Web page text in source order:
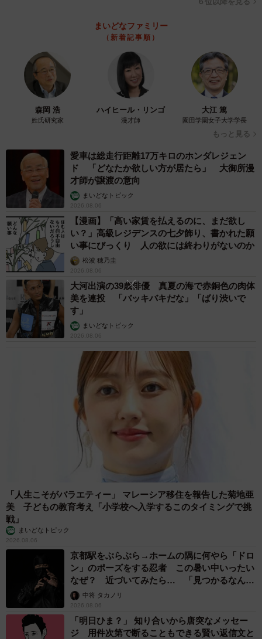
あることに重きを置いて就職先を選んだからこそ、私とし
ては幸せだなと感じることが出来ていると思います。一方
で、今の20代の皆さんは「自分らしさ」を求められている
のではないでしょうか。個性を活かして組織を強くする時
代です。湖池屋でも同様に20代の社員の個性を尊重してい
ます。
色々な観点で会社を選ぶことができる一方、まずはそうい
う時代であることを認識し、自分らしさや、自分の持ち味
を見つけてみてください。自分の強みを活かしながら、心
地よく、粘り強く働ける仕事が何かという観点で就職・転
職先を見ていくのが良いと思います。
会社の規模感や年収額といったところだけに価値基準を置
いてしまうと自身が本当に大事にしたいことを見失ってし
まうかもしれません。実際にマーケティングの仕事をして
いると、世の中の流行など色々な情報に触れる機会がたく
さんありますが、特定の情報に流されるのではなく自分の
軸をしっかり作り、それをぶらさないということが大切だ
と感じています。
どのように見つけられたのでしょうか
与えられた仕事を120％で返すことを意識して、いつも一所
懸命に仕事をしてきました。振り返ると、それが訓練とな
っていたように思います。中途半端な仕事ではなく、相手
の期待にきちんと応えていく中で自分の軸が何かを見つけ
ることができたように思いますね。
就職・転職活動とは、自分自身をブランディングすること
と同義です。自分がどうありたいのかを考え、自分の強み
と弱みの双方を理解して、この先を描くということです。
そのためにはとにかくチャレンジを繰り返すことに尽きま
す。打席に入る回数が多くなるほど、経験値が溜まってい
き、今の仕事の良し悪しや、自分の強みや弱みが分かり、
自分の現在地をきちんと認識することが出来るようになり
ます。
まいどなファミリー
（新着記事順）
森岡 浩
姓氏研究家
ハイヒール・リンゴ
漫才師
大江 篤
園田学園女子大学学長
もっと見る
愛車は総走行距離17万キロのホンダレジェン
ド 「どなたか欲しい方が居たら」 大御所漫
才師が譲渡の意向
まいどなトピック
2026.08.06
【漫画】「高い家賃を払えるのに、まだ欲し
い？」高級レジデンスの七夕飾り、書かれた願
い事にびっくり 人の欲には終わりがないのか
松波 穂乃圭
2026.08.06
大河出演の39歳俳優 真夏の海で赤銅色の肉体
美を連投 「バッキバキだな」「ばり渋いで
す」
まいどなトピック
2026.08.06
「人生こそがバラエティー」 マレーシア移住を報告した菊地亜
美 子どもの教育考え「小学校へ入学するこのタイミングで挑
戦」
まいどなトピック
2026.08.06
京都駅をぶらぶら→ホームの隅に何やら「ドロ
ン」のポーズをする忍者 この暑い中いったい
なぜ？ 近づいてみたら… 「見つかるなんて
未熟」中将 タカノリ
2026.08.06
「明日ひま？」 知り合いから唐突なメッセー
ジ 用件次第で断ることもできる賢い返信文と